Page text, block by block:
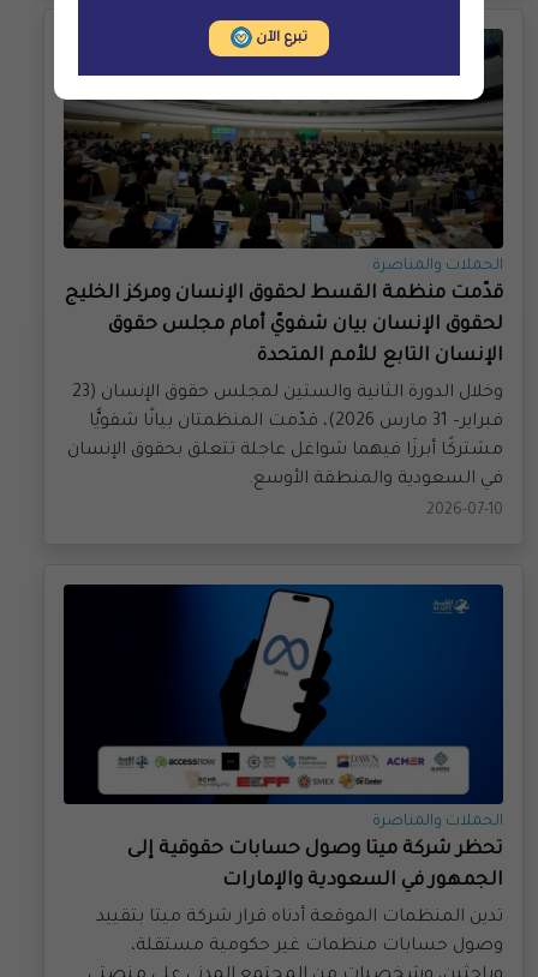
الحملات والمناصرة
قدّمت منظمة القسط لحقوق الإنسان ومركز الخليج
لحقوق الإنسان بيان شفويّ أمام مجلس حقوق
الإنسان التابع للأمم المتحدة
فبراير– 31 مارس 2026)، قدّمت المنظمتان بيانًا شفويًّا
مشتركًا أبرزَا فيهما شواغل عاجلة تتعلق بحقوق الإنسان
في السعودية والمنطقة الأوسع.
2026-07-10
الحملات والمناصرة
تحظر شركة ميتا وصول حسابات حقوقية إلى
الجمهور في السعودية والإمارات
تدين المنظمات الموقعة أدناه قرار شركة ميتا بتقييد
وصول حسابات منظمات غير حكومية مستقلة،
وباحثين، وشخصيات من المجتمع المدني على منصتي
تبرع الآن